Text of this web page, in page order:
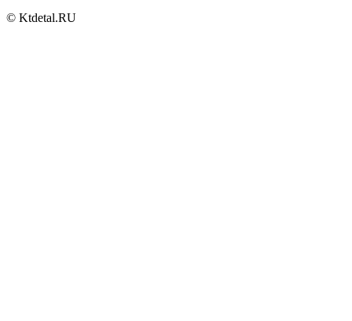
© Ktdetal.RU